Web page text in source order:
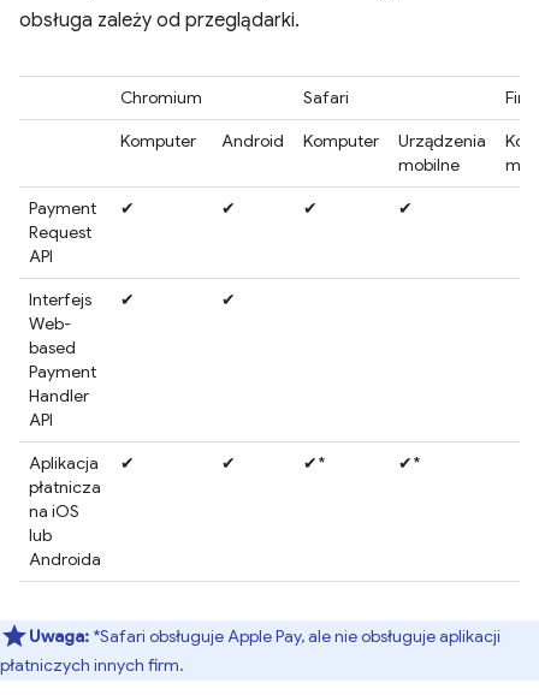
obsługa zależy od przeglądarki.
Chromium Safari
Komputer
Android Komputer
Urządzenia
mobilne
Payment
Request
API
✔ ✔ ✔ ✔
Interfejs
Web-
based
Payment
Handler
API
✔ ✔
Aplikacja
płatnicza
na iOS
lub
Androida
✔ ✔ ✔* ✔*
Uwaga: *Safari obsługuje Apple Pay, ale nie obsługuje aplikacji
płatniczych innych firm.